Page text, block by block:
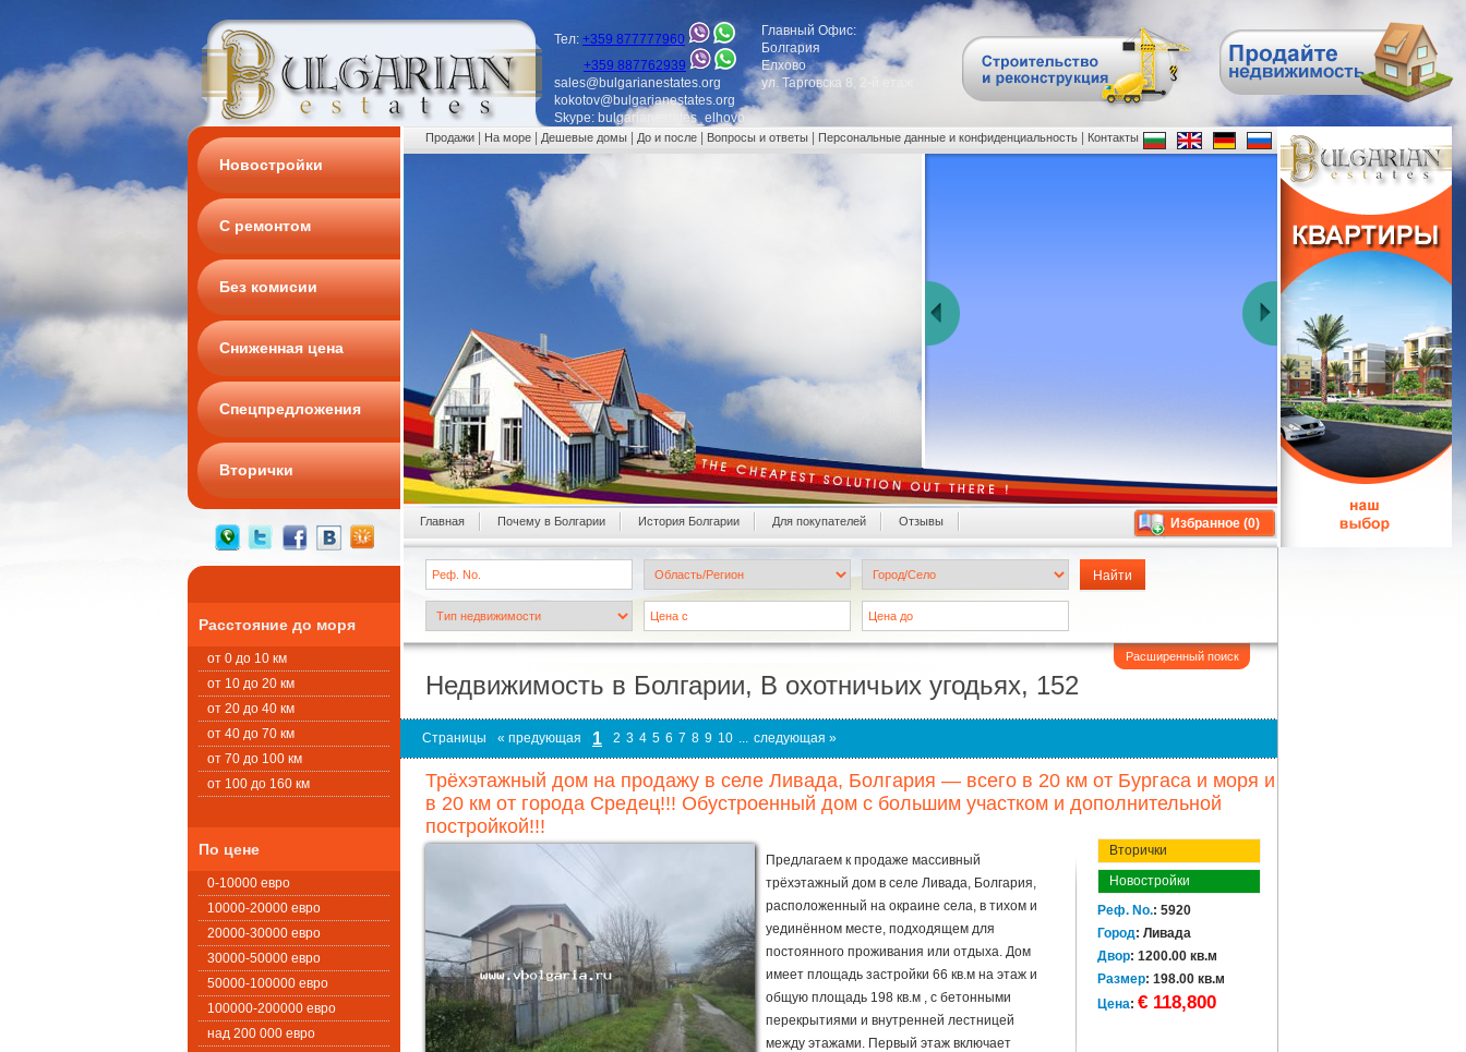
Тел: +359 877777960
+359 887762939
sales@bulgarianestates.org
kokotov@bulgarianestates.org
Skype: bulgarianestates_elhovo
Главный Офис:
Болгария
Елхово
ул. Тарговска 8, 2-й етаж
Новостройки
С ремонтом
Без комисии
Сниженная цена
Спецпредложения
Вторички
Расстояние до моря
от 0 до 10 км
от 10 до 20 км
от 20 до 40 км
от 40 до 70 км
от 70 до 100 км
от 100 до 160 км
По цене
0-10000 евро
10000-20000 евро
20000-30000 евро
30000-50000 евро
50000-100000 евро
100000-200000 евро
над 200 000 евро
Продажи На море Дешевые домы До и после Вопросы и ответы Персональные данные и конфиденциальность Контакты
Главная Почему в Болгарии История Болгарии Для покупателей Oтзывы Избранное (0)
Расширенный поиск
Недвижимость в Болгарии, В охотничьих угодьях, 152
Страницы « предующая 1 2 3 4 5 6 7 8 9 10 ... следующая »
Трёхэтажный дом на продажу в селе Ливада, Болгария — всего в 20 км от Бургаса и моря и
в 20 км от города Средец!!! Обустроенный дом с большим участком и дополнительной
постройкой!!!
Предлагаем к продаже массивный
трёхэтажный дом в селе Ливада, Болгария,
расположенный на окраине села, в тихом и
уединённом месте, подходящем для
постоянного проживания или отдыха. Дом
имеет площадь застройки 66 кв.м на этаж и
общую площадь 198 кв.м , с бетонными
перекрытиями и внутренней лестницей
между этажами. Первый этаж включает
Вторички
Новостройки
Реф. No.: 5920
Город: Ливада
Двор: 1200.00 кв.м
Размер: 198.00 кв.м
Цена: € 118,800